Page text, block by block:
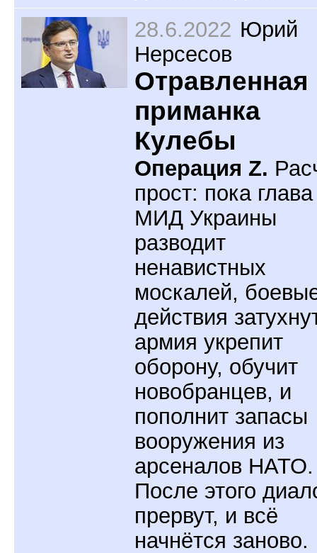
28.6.2022 Юрий
Нерсесов
Отравленная
приманка
Кулебы
Операция Z.
прост: пока глава
МИД Украины
разводит
ненавистных
москалей,
действия
армия укрепит
оборону, обучит
новобранцев, и
пополнит запасы
вооружения из
арсеналов НАТО.
После этого
прервут, и всё
начнётся заново.